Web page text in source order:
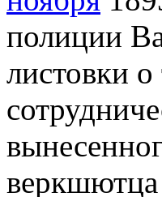
полиции
листовки